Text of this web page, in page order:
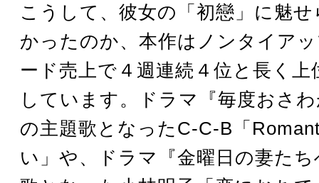
こうして、彼女の「初戀」に魅
かったのか、本作はノンタイア
ード売上で４週連続４位と長く上
しています。ドラマ『毎度おさ
の主題歌となったC-C-B「
い」や、ドラマ『金曜日の妻た